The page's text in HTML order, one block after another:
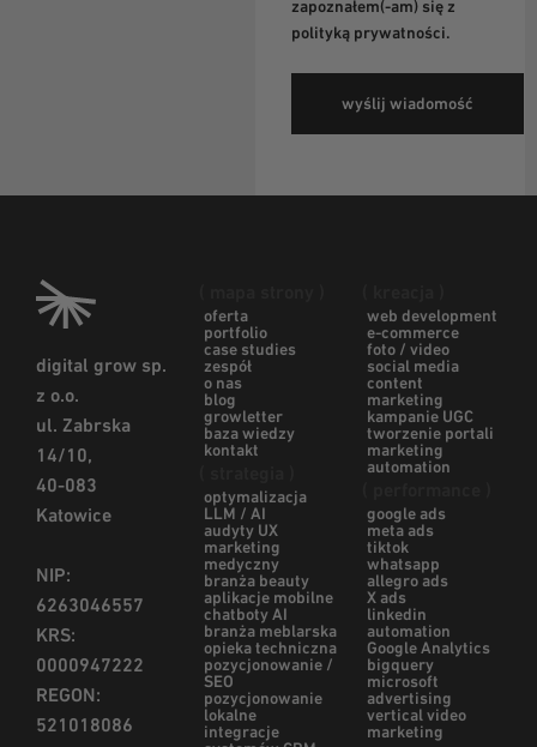
zapoznałem(-am) się z
polityką prywatności.
digital grow sp.
z o.o.
ul. Zabrska
14/10,
40-083
Katowice
NIP:
6263046557
KRS:
0000947222
REGON:
521018086
oferta
portfolio
case studies
zespół
o nas
blog
growletter
baza wiedzy
kontakt
optymalizacja
LLM / AI
audyty UX
marketing
medyczny
branża beauty
aplikacje mobilne
chatboty AI
branża meblarska
opieka techniczna
pozycjonowanie /
SEO
pozycjonowanie
lokalne
integracje
web development
e-commerce
foto / video
social media
content
marketing
kampanie UGC
tworzenie portali
marketing
automation
google ads
meta ads
tiktok
whatsapp
allegro ads
X ads
linkedin
automation
Google Analytics
bigquery
microsoft
advertising
vertical video
marketing